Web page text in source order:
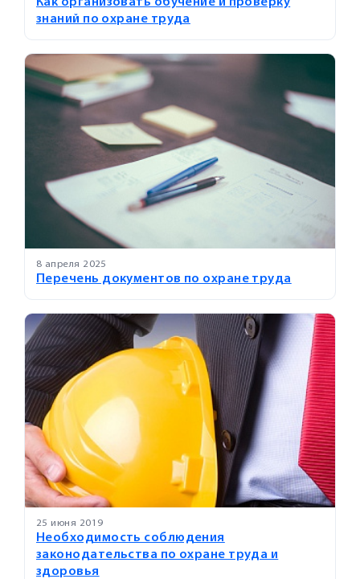
Как организовать обучение и проверку
знаний по охране труда
8 апреля 2025
Перечень документов по охране труда
25 июня 2019
Необходимость соблюдения
законодательства по охране труда и
здоровья